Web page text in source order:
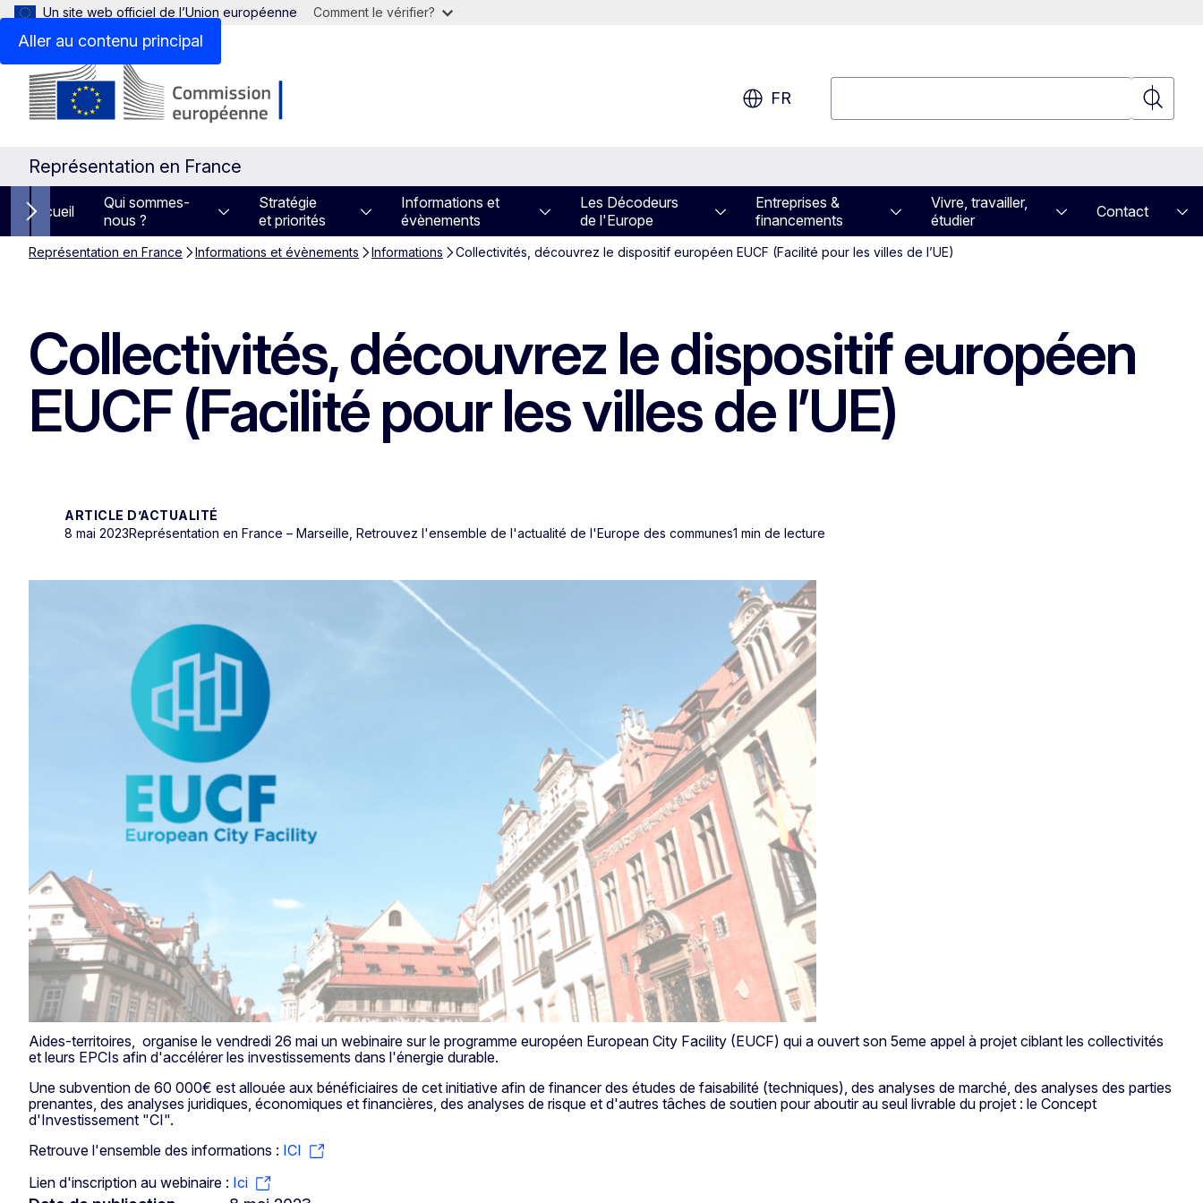
Aller au contenu principal
Un site web officiel de l’Union européenne Comment le vérifier?
FR
Représentation en France
Next items
Accueil
Qui sommes-
nous ?
Stratégie
et priorités
Informations et
évènements
Les Décodeurs
de l'Europe
Entreprises &
financements
Vivre, travailler,
étudier
Contact
Représentation en France Informations et évènements Informations Collectivités, découvrez le dispositif européen EUCF (Facilité pour les villes de l’UE)
Collectivités, découvrez le dispositif européen
EUCF (Facilité pour les villes de l’UE)
ARTICLE D’ACTUALITÉ
8 mai 2023Représentation en France – Marseille, Retrouvez l'ensemble de l'actualité de l'Europe des communes1 min de lecture
Aides-territoires, organise le vendredi 26 mai un webinaire sur le programme européen European City Facility (EUCF) qui a ouvert son 5eme appel à projet ciblant les collectivités
et leurs EPCIs afin d'accélérer les investissements dans l'énergie durable.
Une subvention de 60 000€ est allouée aux bénéficiaires de cet initiative afin de financer des études de faisabilité (techniques), des analyses de marché, des analyses des parties
prenantes, des analyses juridiques, économiques et financières, des analyses de risque et d'autres tâches de soutien pour aboutir au seul livrable du projet : le Concept
d'Investissement "CI".
Retrouve l'ensemble des informations : ICI
Lien d'inscription au webinaire : Ici